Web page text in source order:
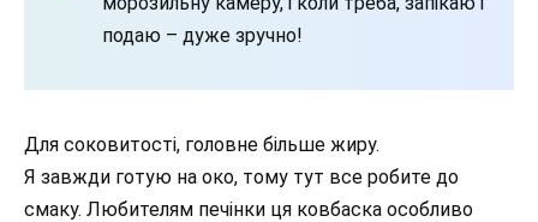
подаю – дуже зручно!
Для соковитості, головне більше жиру.
Я завжди готую на око, тому тут все робите до
смаку. Любителям печінки ця ковбаска особливо